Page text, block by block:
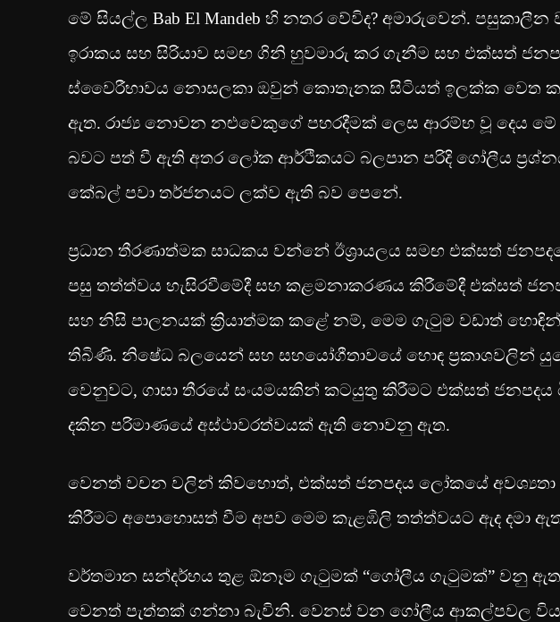
මේ සියල්ල Bab El Mandeb හි නතර වේවිද? අමාරුවෙන්.
ඉරාකය සහ සිරියාව සමඟ ගිනි හුවමාරු කර ගැනීම සහ එක්සත්
ස්වෛරීභාවය නොසලකා ඔවුන් කොතැනක සිටියත් ඉලක්ක වෙත
ඇත. රාජ්‍ය නොවන නළුවෙකුගේ පහරදීමක් ලෙස ආරම්භ වූ දෙය
බවට පත් වී ඇති අතර ලෝක ආර්ථිකයට බලපාන පරිදි ගෝලීය
කේබල් පවා තර්ජනයට ලක්ව ඇති බව පෙනේ.
ප්‍රධාන තීරණාත්මක සාධකය වන්නේ ඊශ්‍රායලය සමඟ එක්සත්
පසු තත්ත්වය හැසිරවීමේදී සහ කළමනාකරණය කිරීමේදී එක්සත්
සහ නිසි පාලනයක් ක්‍රියාත්මක කළේ නම්, මෙම ගැටුම වඩාත්
තිබිණි. නිෂේධ බලයෙන් සහ සහයෝගීතාවයේ හොඳ ප්‍රකාශවලින්
වෙනුවට, ගාසා තීරයේ සංයමයකින් කටයුතු කිරීමට එක්සත් ජනපදය
දකින පරිමාණයේ අස්ථාවරත්වයක් ඇති නොවනු ඇත.
වෙනත් වචන වලින් කිවහොත්, එක්සත් ජනපදය ලෝකයේ අවශ්‍යතා
කිරීමට අපොහොසත් වීම අපව මෙම කැළඹිලි තත්ත්වයට ඇද දමා
වර්තමාන සන්දර්භය තුළ ඕනෑම ගැටුමක් “ගෝලීය ගැටුමක්” වනු
වෙනත් පැත්තක් ගන්නා බැවිනි. වෙනස් වන ගෝලීය ආකල්පවල